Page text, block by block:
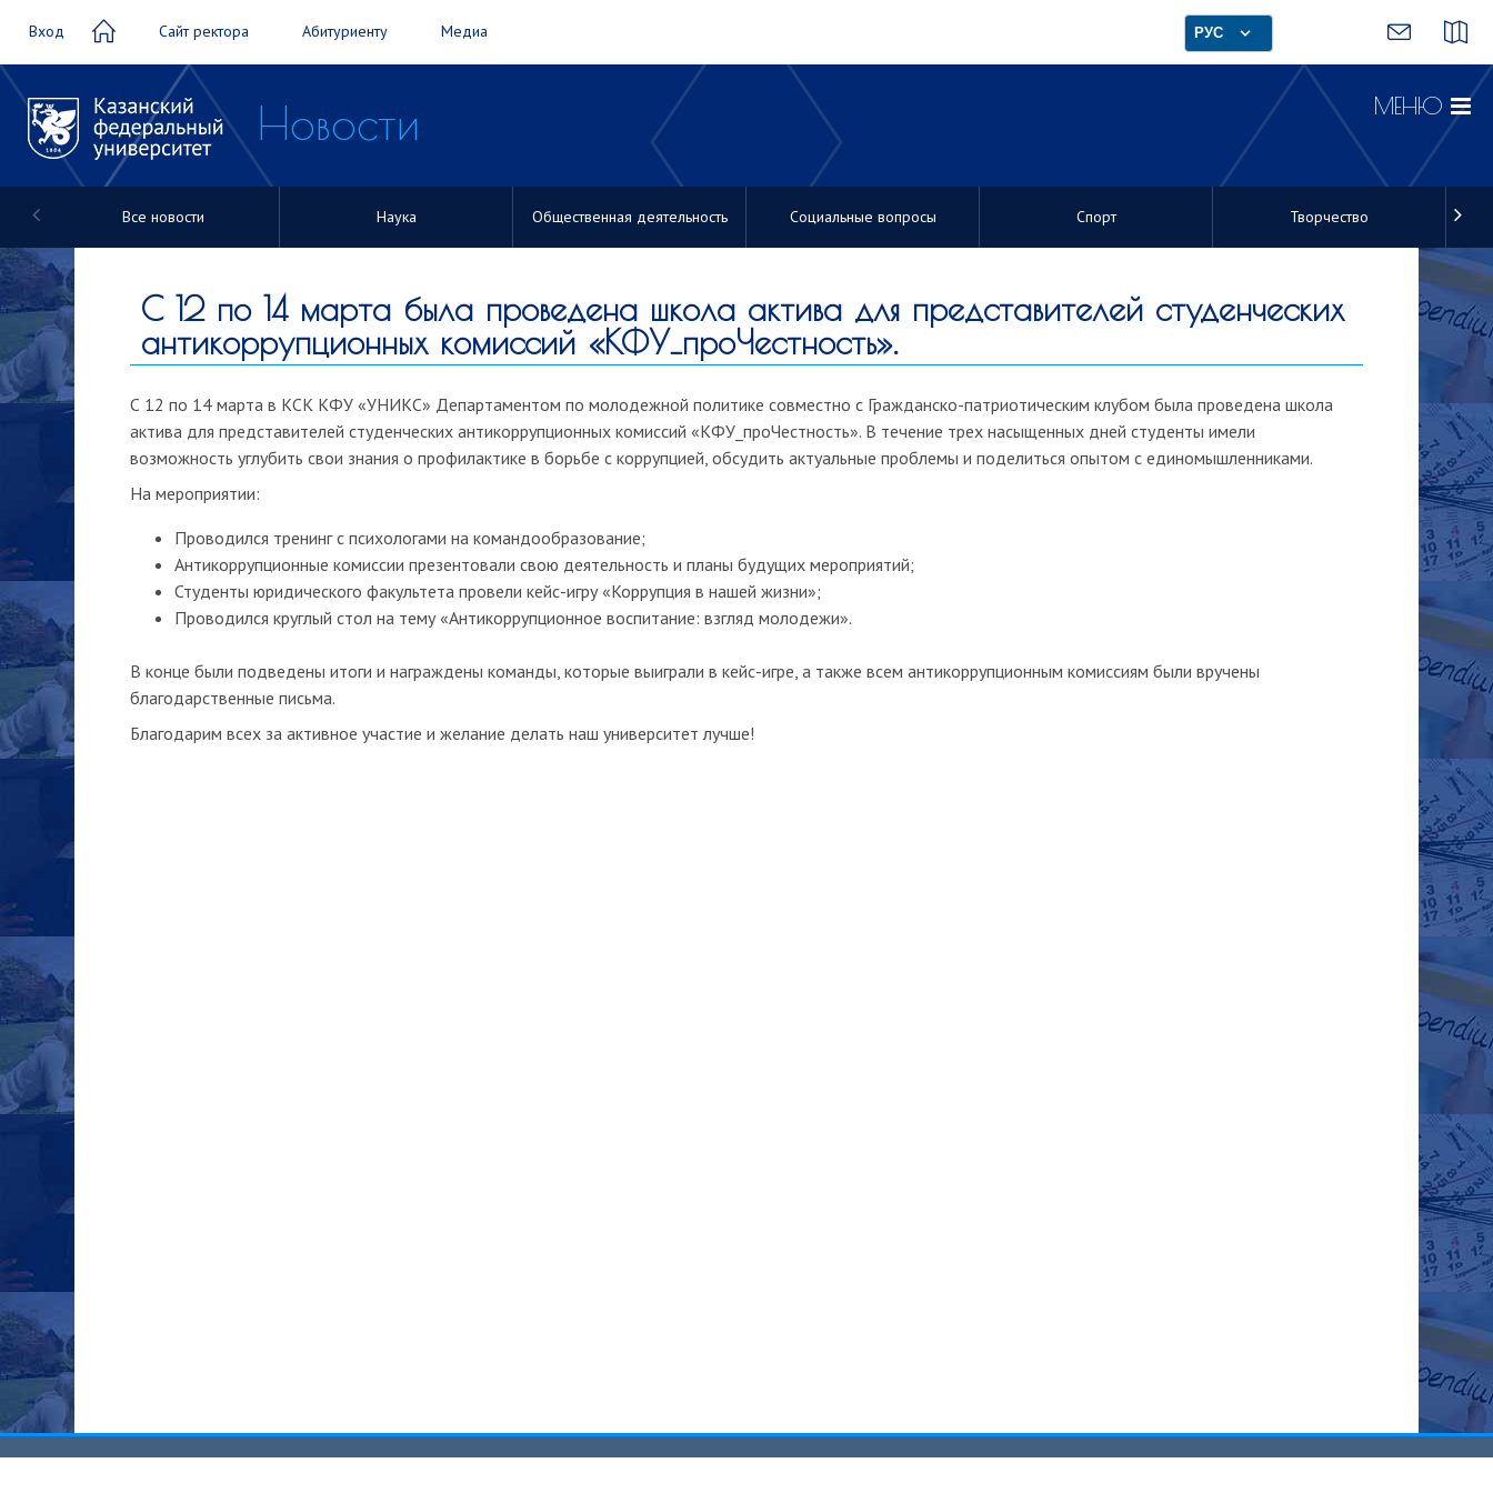
Вход Сайт ректора Абитуриенту Медиа РУС
Новости МЕНЮ
Все новости Наука Общественная деятельность Социальные вопросы Спорт Творчество
С 12 по 14 марта была проведена школа актива для представителей студенческих
антикоррупционных комиссий «КФУ_проЧестность».
С 12 по 14 марта в КСК КФУ «УНИКС» Департаментом по молодежной политике совместно с Гражданско-патриотическим клубом была проведена школа
актива для представителей студенческих антикоррупционных комиссий «КФУ_проЧестность». В течение трех насыщенных дней студенты имели
возможность углубить свои знания о профилактике в борьбе с коррупцией, обсудить актуальные проблемы и поделиться опытом с единомышленниками.
На мероприятии:
Проводился тренинг с психологами на командообразование;
Антикоррупционные комиссии презентовали свою деятельность и планы будущих мероприятий;
Студенты юридического факультета провели кейс-игру «Коррупция в нашей жизни»;
Проводился круглый стол на тему «Антикоррупционное воспитание: взгляд молодежи».
В конце были подведены итоги и награждены команды, которые выиграли в кейс-игре, а также всем антикоррупционным комиссиям были вручены
благодарственные письма.
Благодарим всех за активное участие и желание делать наш университет лучше!